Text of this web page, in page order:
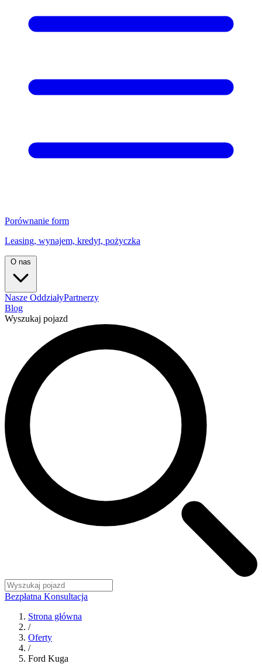
Porównanie form
Leasing, wynajem, kredyt, pożyczka
O nas
Nasze OddziałyPartnerzy
Blog
Wyszukaj pojazd
Bezpłatna Konsultacja
Strona główna
/
Oferty
/
Ford Kuga